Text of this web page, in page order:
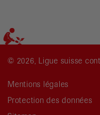
© 2026, Ligue suisse
Mentions légales
Protection des données